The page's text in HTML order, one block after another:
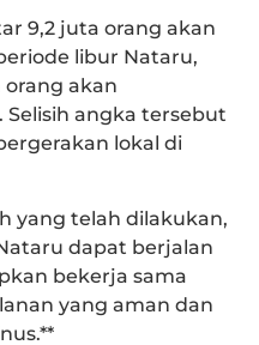
9,2 juta orang akan
libur Nataru,
akan
angka tersebut
lokal di
yang telah dilakukan,
dapat berjalan
bekerja sama
yang aman dan